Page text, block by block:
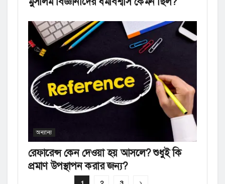
অন্যান্য
রেফারেন্স কেন দেওয়া হয় আসলে? শুধুই কি
প্রমাণ উপস্থাপন করার জন্য?